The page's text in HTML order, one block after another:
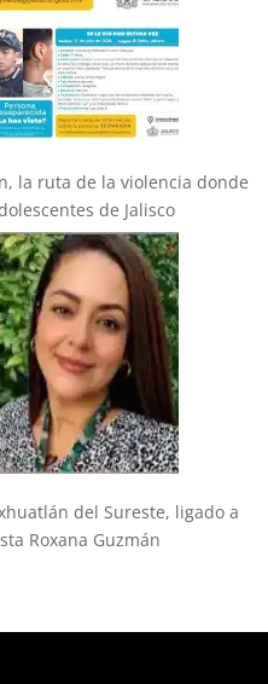
la ruta de la violencia donde
de Jalisco
del Sureste, ligado a
Roxana Guzmán